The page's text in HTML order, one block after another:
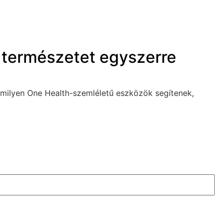
egyszerre
One Health-szemléletű eszközök segítenek,